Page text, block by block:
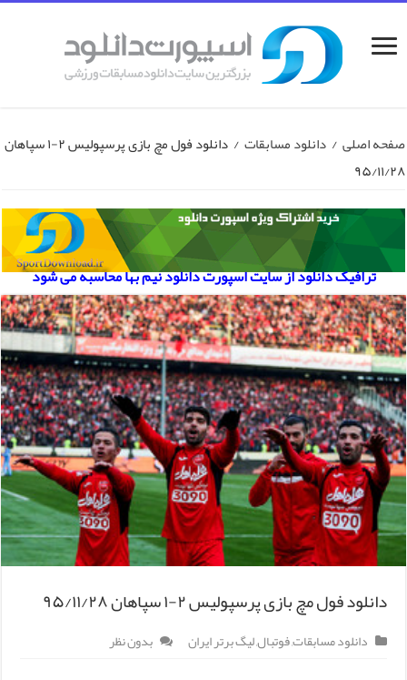
صفحه اصلی / دانلود مسابقات /
دانلود فول مچ بازی پرسپولیس ۲-۱ سپاهان
۹۵/۱۱/۲۸
ترافیک دانلود از سایت اسپورت دانلود نیم بها محاسبه می شود
دانلود فول مچ بازی پرسپولیس ۲-۱ سپاهان ۹۵/۱۱/۲۸
دانلود مسابقات,فوتبال,لیگ برتر ایران بدون نظر